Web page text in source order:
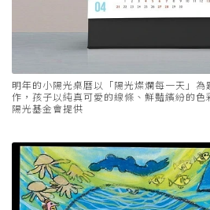
明年的小陽光桌曆以「陽光燦爛每一天」
作，孩子以純真可愛的線條、鮮豔繽紛的
陽光基金會提供